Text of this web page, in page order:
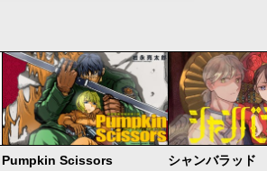
Pumpkin Scissors シャンバラッド